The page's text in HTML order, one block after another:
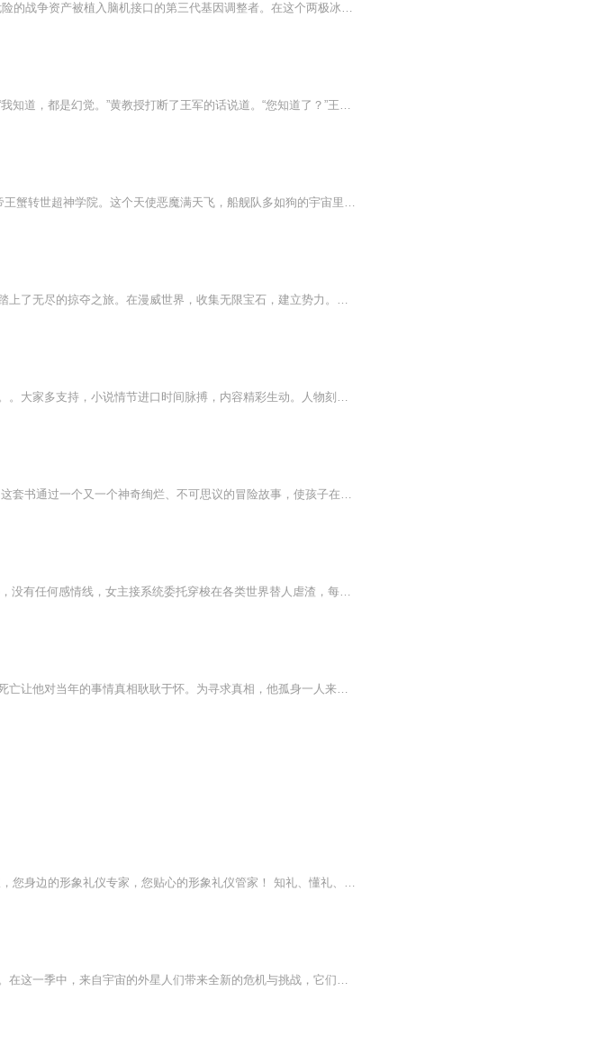
当量子纠缠的蓝光吞没意识，我成为了AD纪元最危险的战争资产被植入脑机接口的第三代基因调整者。在这个两极冰川消融淹没沿海都市的黄昏年代，石油枯竭催生的次世代能源战争已持续十二年，七大军阀割据的版图上，被称为“移动文明火种"的十八座轨道电梯正被...
本专辑每日零点更新，全本免费哦！【内容节选】“我知道，都是幻觉。”黄教授打断了王军的话说道。“您知道了？”王军惊奇地问道。“我的老婆，其实在就已经去世了。”黄教授叹了口气，低下头说道。“啊？”王军没有想到。“昨天我看见我的老婆，还是老样...
简介: 时王，曾经统御一切，掌控时间，知晓未来帝王蟹转世超神学院。这个天使恶魔满天飞，船舰队多如狗的宇宙里，他能否以时间之力与诸神对抗保护家园。我是时王，我为所爱的一切而战。
总推荐重生漫威世界成为梦魇精灵时崎狂三，从此踏上了无尽的掠夺之旅。在漫威世界，收集无限宝石，建立势力。在甲铁城中，灭狂尸，收集神格碎片，成为救世主。在斩赤红之瞳中，收集帝具，覆灭腐朽的帝国。在火影忍者中，拳打晓组织，脚踢五大忍村，吸收尾...
典作品推荐，绝对震撼您的心灵。高品质获奖小说。。大家多支持，小说情节进口时间脉搏，内容精彩生动。人物刻画细腻到位。给您一种身临其境的感觉，也欢迎多提建议和意见。我们将不断改进学习，争取带给大家优秀的作品。您的每一次聆听都是对我们最大的支持和厚爱。谢谢！
此书是儿童文学史上家喻户晓、不可逾越的经典！ 这套书通过一个又一个神奇绚烂、不可思议的冒险故事，使孩子在阅读的过程中，理解爱的深刻内涵，学会在遇到困难时勇敢面对、坚持不懈。它凭借无可匹敌的想象力、扎实的科学知识，激发孩子的好奇心和思考，是...
爽文，超级爽，女强文，有系统，有金手指，无Cp，没有任何感情线，女主接系统委托穿梭在各类世界替人虐渣，每个小世界都很精炼，一路各种虐渣，爽到飞起的故事。声明：本专辑免费，无任何商业用途和收益，纯属个人练习，如有侵权，请主动联系主播，即可下架！
高山，一个精通算计的高智商金融男，父亲的意外死亡让他对当年的事情真相耿耿于怀。为寻求真相，他孤身一人来摩天求职，却意外爱上林沃，一个善于将所有事情计划在自己掌控之中的高智商猎头女。他的出现打乱了她所有计划，她的出现点亮了他黑暗的世界。两...
欢迎收听懂礼仪电台，微信公众号：懂礼仪 懂礼仪，您身边的形象礼仪专家，您贴心的形象礼仪管家！ 知礼、懂礼、礼之传承……
小咖带领神奇的咖宝伙伴再次出发，一起守护时空。在这一季中，来自宇宙的外星人们带来全新的危机与挑战，它们偷走红色制造城市大乱、吸收海水严重影响生态、抢夺动物危害自然生命，还为了得到黄金而夺走人类的各种资源，甚至还与捣蛋兄妹结盟四处作乱，小...